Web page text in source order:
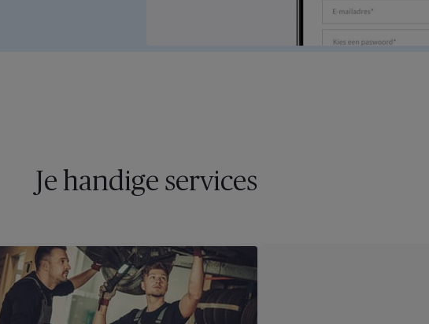
Wat kan je allemaal doen in je MyAXA
Je handige services